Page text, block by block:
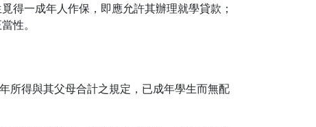
得一成年人作保，即應允許其辦理就學貸款；
性。
所得與其父母合計之規定，已成年學生而無配